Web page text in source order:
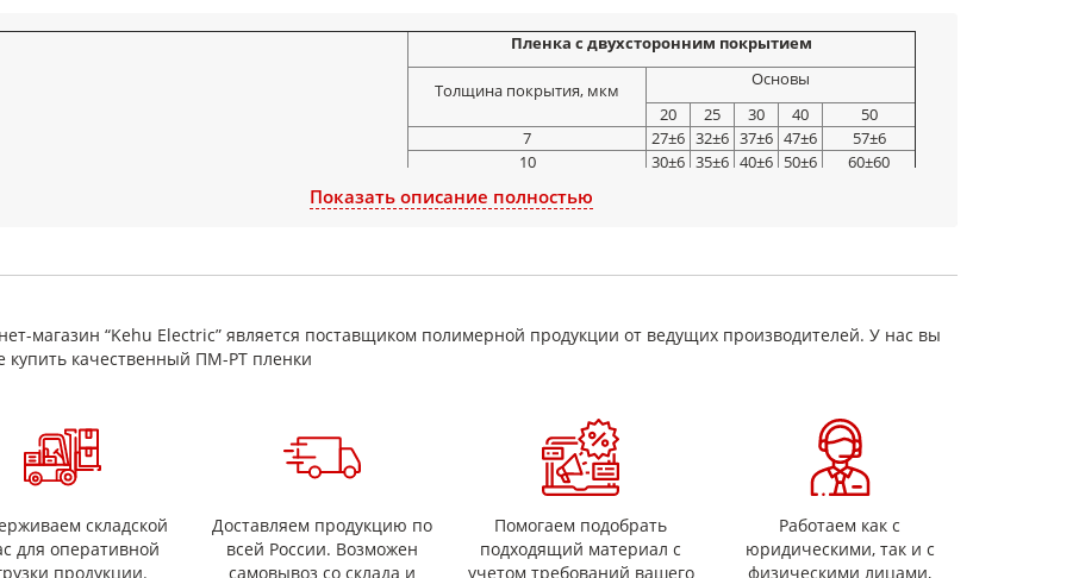
Пленка с двухсторонним покрытием
Толщина покрытия, мкм
Основы
20
25 30 40
50
7
27±6 32±6 37±6 47±6
57±6
10
30±6 35±6 40±6 50±6
60±60
Пленка с односторонним покрытием
26
46±6 51±6 56±6 66±6
76±6
прочность сварного соединения, Н/см (гс/см), не менее:
покрытие – термопластичное покрытие (ТП-ТП)
4,96(500)
прочность при переменном напряжении частотой 50 Гц, кВ/мм, не менее:
номинальной толщине пленки до 50 мкм включительно
150
объемное электрическое сопротивление, Ом•м, не менее:
1014
при разрыве, МПА (кгс\см2), не менее:
Показать описание полностью
магазин “Kehu Electric” является поставщиком полимерной продукции от ведущих производителей. У нас вы
купить качественный ПМ-РТ пленки
складской
для оперативной
продукции.
Доставляем продукцию по
всей России. Возможен
самовывоз со склада и
Помогаем подобрать
подходящий материал с
учетом требований вашего
Работаем как с
юридическими, так и с
физическими лицами,